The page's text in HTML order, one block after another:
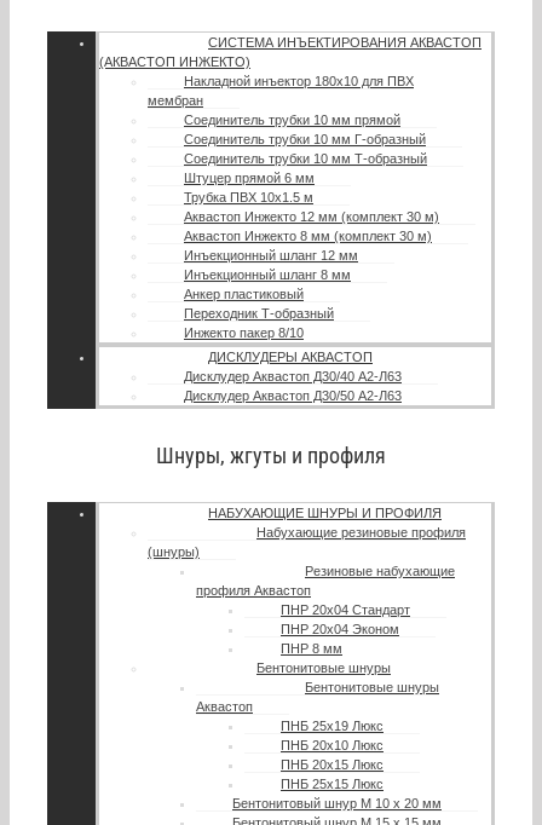
СИСТЕМА ИНЪЕКТИРОВАНИЯ АКВАСТОП
(АКВАСТОП ИНЖЕКТО)
Накладной инъектор 180х10 для ПВХ
мембран
Соединитель трубки 10 мм прямой
Соединитель трубки 10 мм Г-образный
Соединитель трубки 10 мм Т-образный
Штуцер прямой 6 мм
Трубка ПВХ 10х1.5 м
Аквастоп Инжекто 12 мм (комплект 30 м)
Аквастоп Инжекто 8 мм (комплект 30 м)
Инъекционный шланг 12 мм
Инъекционный шланг 8 мм
Анкер пластиковый
Переходник Т-образный
Инжекто пакер 8/10
ДИСКЛУДЕРЫ АКВАСТОП
Дисклудер Аквастоп Д30/40 А2-Л63
Дисклудер Аквастоп Д30/50 А2-Л63
Шнуры, жгуты и профиля
НАБУХАЮЩИЕ ШНУРЫ И ПРОФИЛЯ
Набухающие резиновые профиля
(шнуры)
Резиновые набухающие
профиля Аквастоп
ПНР 20х04 Стандарт
ПНР 20х04 Эконом
ПНР 8 мм
Бентонитовые шнуры
Бентонитовые шнуры
Аквастоп
ПНБ 25х19 Люкс
ПНБ 20х10 Люкс
ПНБ 20х15 Люкс
ПНБ 25х15 Люкс
Бентонитовый шнур М 10 х 20 мм